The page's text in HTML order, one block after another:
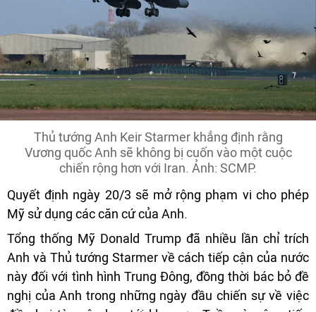
Thủ tướng Anh Keir Starmer khẳng định rằng
Vương quốc Anh sẽ không bị cuốn vào một cuộc
chiến rộng hơn với Iran. Ảnh: SCMP.
Quyết định ngày 20/3 sẽ mở rộng phạm vi cho phép
Mỹ sử dụng các căn cứ của Anh.
Tổng thống Mỹ Donald Trump đã nhiều lần chỉ trích
Anh và Thủ tướng Starmer về cách tiếp cận của nước
này đối với tình hình Trung Đông, đồng thời bác bỏ đề
nghị của Anh trong những ngày đầu chiến sự về việc